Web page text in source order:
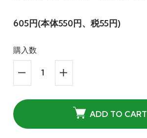
605円(本体550円、税55円)
購入数
ADD TO CART